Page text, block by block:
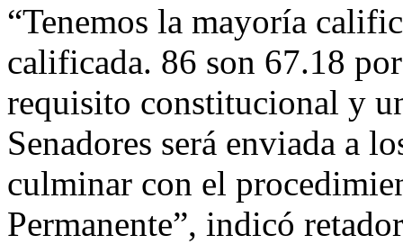
“Tenemos la mayoría
calificada. 86 son 67.18
requisito constitucional y
Senadores será enviada a
culminar con el
Permanente”, indicó